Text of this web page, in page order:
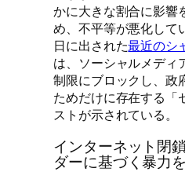
かに大きな割合に影響
め、不平等が悪化して
日に出された最近のシ
は、ソーシャルメディ
制限にブロックし、政
ためだけに存在する「
ストが示されている。
インターネット閉
ダーに基づく暴力